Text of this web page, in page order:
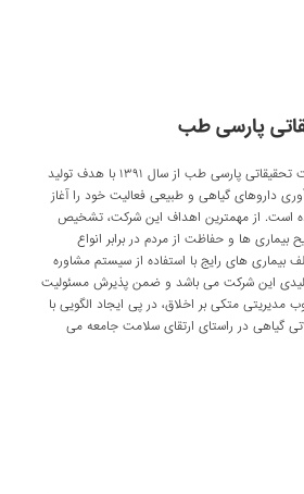
پارسی طب
شرکت تحقیقاتی پارسی طب از سال ۱۳۹۱ با هدف تولید
داروهای گیاهی و طبیعی فعالیت خود را آغاز
است. از مهمترین اهداف این شرکت، تشخیص
بیماری ها و حفاظت از مردم در برابر انواع
بیماری های رایج با استفاده از سیستم مشاوره
این شرکت می باشد و ضمن پذیرش مسئولیت
متکی بر اخلاق، در پی ایجاد الگویی با
گیاهی در راستای ارتقای سلامت جامعه می